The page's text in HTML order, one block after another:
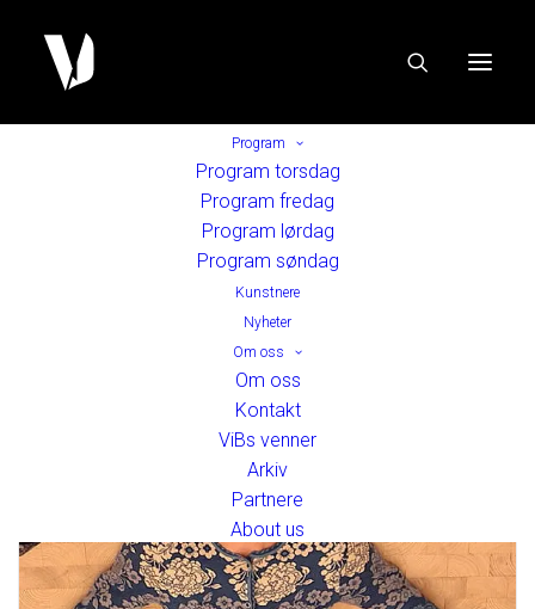
Program
Program torsdag
Program fredag
Program lørdag
Program søndag
Kunstnere
Nyheter
Om oss
Om oss
Kontakt
ViBs venner
Arkiv
Partnere
About us